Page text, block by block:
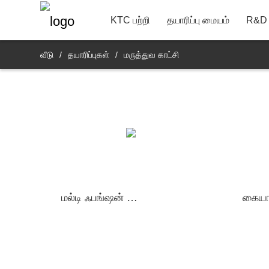
KTC பற்றி தயாரிப்பு மையம்
R&D தயாரிப்பு துறை
வீடு / தயாரிப்புகள் / மருத்துவ காட்சி
மல்டி ஃபங்ஷன் ஹெல்த் டிடெக்டர்